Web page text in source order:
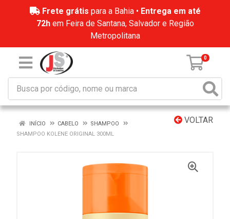
Frete grátis para a Bahia • Entrega em até
72hem Feira de Santana, Salvador e Região
Metropolitana
0
VOLTAR
INÍCIO CABELO
SHAMPOO
SHAMPOO KOLENE ORIGINAL 300ML